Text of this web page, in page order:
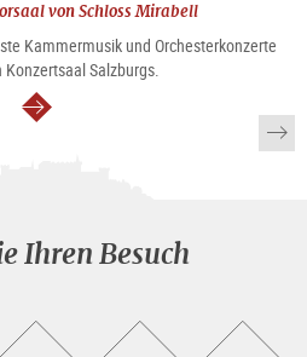
von Schloss Mirabell
Kammermusik und Orchesterkonzerte
Konzertsaal Salzburgs.
weiter
Ihren Besuch